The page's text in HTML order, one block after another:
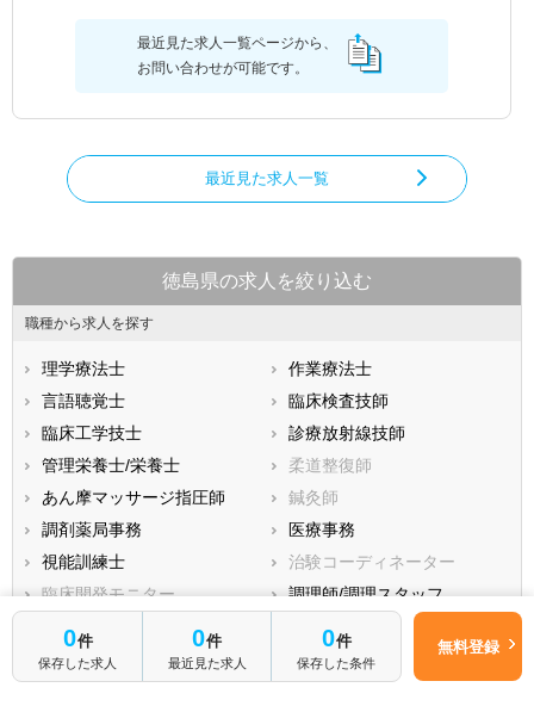
最近見た求人一覧ページから、
お問い合わせが可能です。
最近見た求人一覧
0件
保存した求人
0件
最近見た求人
0件
保存した条件
無料登録
徳島県の求人を絞り込む
職種から求人を探す
理学療法士
作業療法士
言語聴覚士
臨床検査技師
臨床工学技士
診療放射線技師
管理栄養士/栄養士
柔道整復師
あん摩マッサージ指圧師
鍼灸師
調剤薬局事務
医療事務
視能訓練士
治験コーディネーター
臨床開発モニター
調理師/調理スタッフ
児童指導員
機能訓練指導員
胚培養士